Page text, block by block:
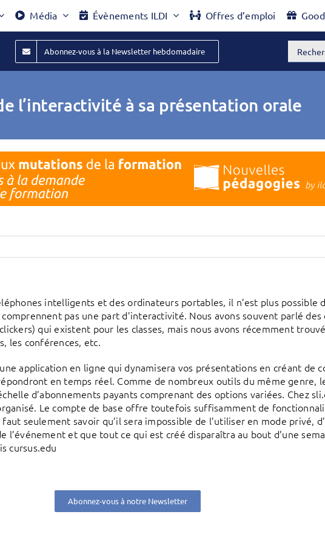
Média Évènements ILDI Offres d’emploi
Abonnez-vous à la Newsletter hebdomadaire
l’interactivité à sa présentation orale
intelligents et des ordinateurs portables, il n’est plus possible
pas une part d’interactivité. Nous avons souvent parlé
qui existent pour les classes, mais nous avons récemment
les conférences, etc.
application en ligne qui dynamisera vos présentations en créant de
en temps réel. Comme de nombreux outils du même genre,
d’abonnements payants comprenant des options variées. Chez
Le compte de base offre toutefois suffisamment de
seulement savoir qu’il sera impossible de l’utiliser en mode privé,
l’événement et que tout ce qui est créé disparaîtra au bout d’une
cursus.edu
Abonnez-vous à notre Newsletter